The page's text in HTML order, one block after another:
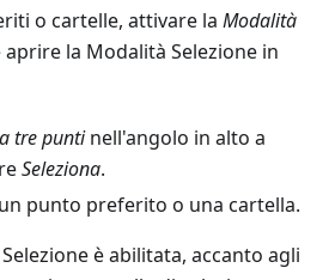
o cartelle, attivare la Modalità
aprire la Modalità Selezione in
tre puntinell'angolo in alto a
Seleziona.
punto preferito o una cartella.
è abilitata, accanto agli